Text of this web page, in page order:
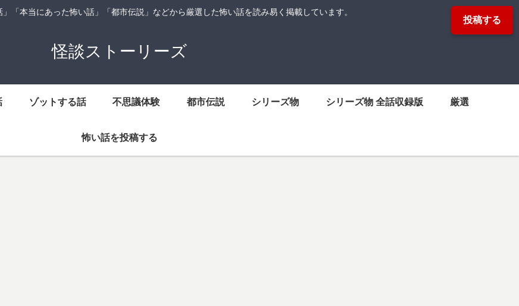
投稿する
」「本当にあった怖い話」「都市伝説」などから厳選した怖い話を読み易く掲載しています。
怪談ストーリーズ
ゾットする話 不思議体験 都市伝説 シリーズ物 シリーズ物 全話収録版 厳選
怖い話を投稿する